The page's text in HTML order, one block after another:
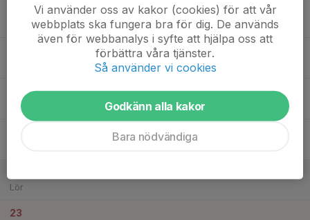
Tor
Lör
23
Vi använder oss av kakor (cookies) för att vår
webbplats ska fungera bra för dig. De används
även för webbanalys i syfte att hjälpa oss att
förbättra våra tjänster.
Så använder vi cookies
Godkänn alla kakor
Bara nödvändiga